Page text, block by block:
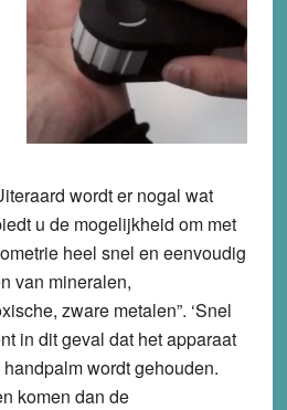
wordt er nogal wat
u de mogelijkheid om met
heel snel en eenvoudig
van mineralen,
zware metalen”. ‘Snel
in dit geval dat het apparaat
wordt gehouden.
komen dan de